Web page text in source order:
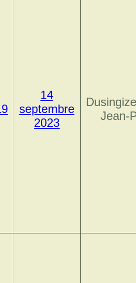
14
septembre
2023
Jean-